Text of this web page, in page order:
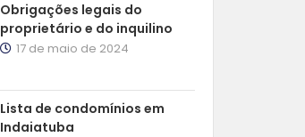
Obrigações legais do
proprietário e do inquilino
17 de maio de 2024
Lista de condomínios em
Indaiatuba